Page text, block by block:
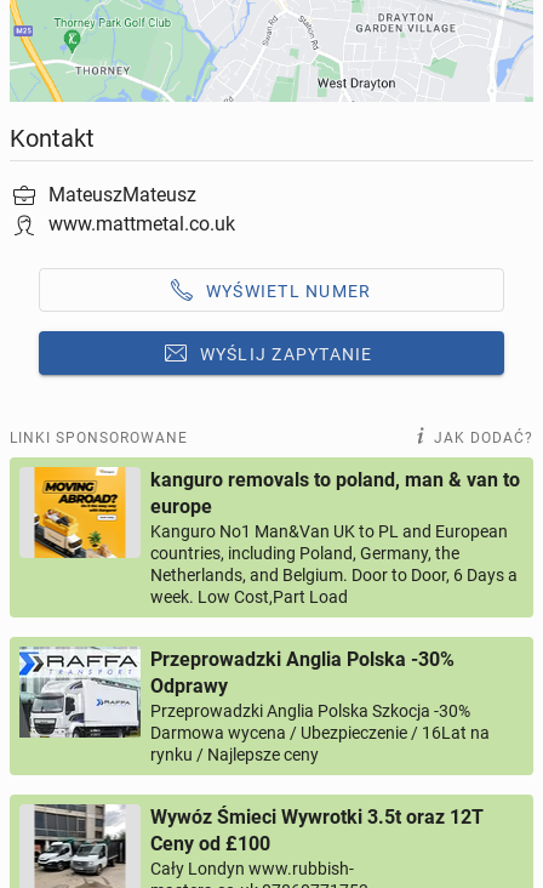
Tiper o wymiarach 12 yards
Wywozimy najtaniej !!!
Kontakt
MateuszMateusz
www.mattmetal.co.uk
WYŚWIETL NUMER
WYŚLIJ ZAPYTANIE
Odpowiedz na ofertę tego ogłoszenia
Wiadomość
Imię i nazwisko
Twój telefon
LINKI SPONSOROWANE JAK DODAĆ?
kanguro removals to poland, man & van to
europe
Kanguro No1 Man&Van UK to PL and European
countries, including Poland, Germany, the
Netherlands, and Belgium. Door to Door, 6 Days a
week. Low Cost,Part Load
Przeprowadzki Anglia Polska -30%
Odprawy
Przeprowadzki Anglia Polska Szkocja -30%
Darmowa wycena / Ubezpieczenie / 16Lat na
rynku / Najlepsze ceny
Wywóz Śmieci Wywrotki 3.5t oraz 12T
Ceny od £100
Cały Londyn www.rubbish-